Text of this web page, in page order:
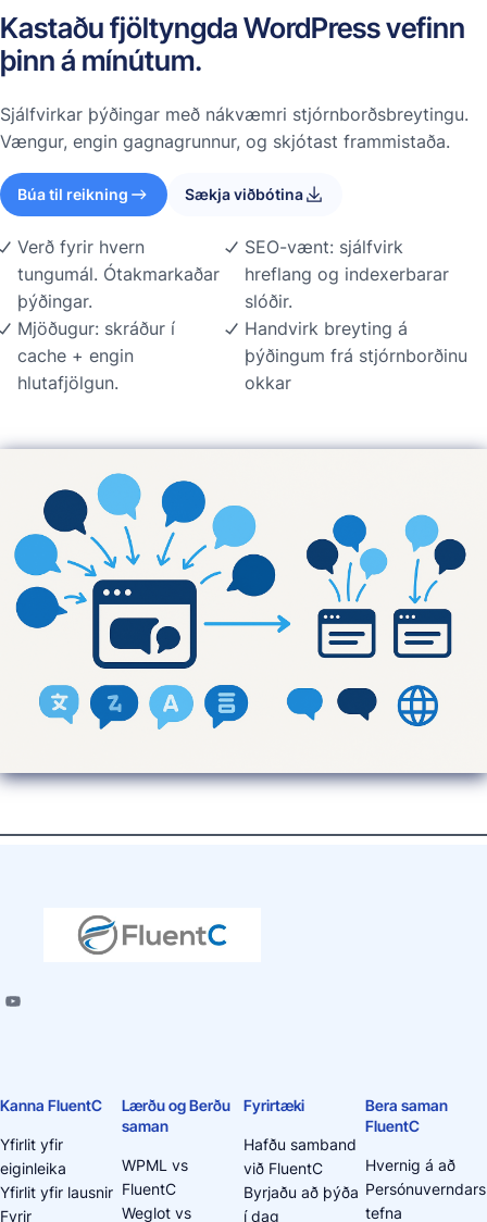
Kastaðu fjöltyngda WordPress vefinn
þinn á mínútum.
Sjálfvirkar þýðingar með nákvæmri stjórnborðsbreytingu.
Vængur, engin gagnagrunnur, og skjótast frammistaða.
Búa til reikning Sækja viðbótina
Verð fyrir hvern
tungumál. Ótakmarkaðar
þýðingar.
Mjöðugur: skráður í
cache + engin
hlutafjölgun.
SEO-vænt: sjálfvirk
hreflang og indexerbarar
slóðir.
Handvirk breyting á
þýðingum frá stjórnborðinu
okkar
Kanna FluentC
Yfirlit yfir
eiginleika
Yfirlit yfir lausnir
Fyrir
Lærðu og Berðu
saman
WPML vs
FluentC
Weglot vs
Fyrirtæki
Hafðu samband
við FluentC
Byrjaðu að þýða
í dag
Bera saman
FluentC
Hvernig á að
Persónuverndars
tefna